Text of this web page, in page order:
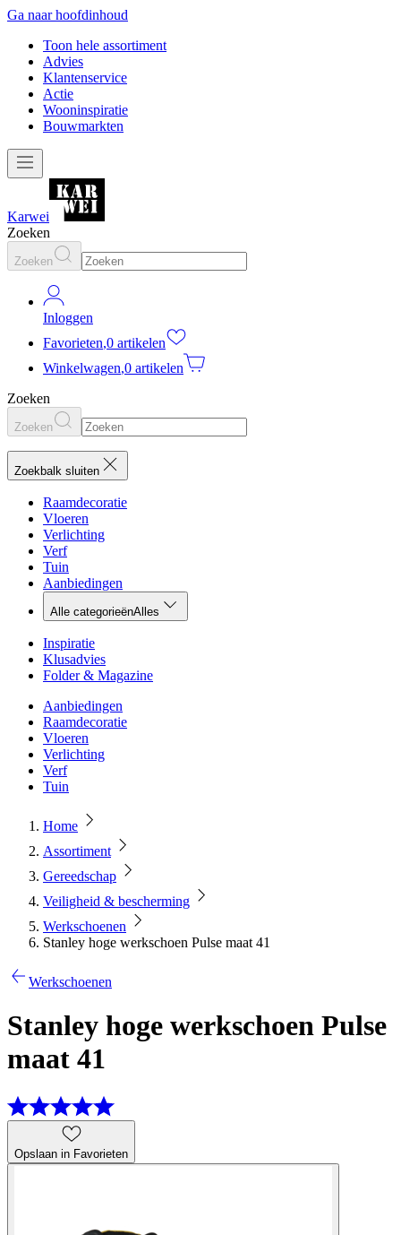
Ga naar hoofdinhoud
Toon hele assortiment
Advies
Klantenservice
Actie
Wooninspiratie
Bouwmarkten
Karwei
Zoeken
Zoeken
Inloggen
Favorieten,0 artikelen
Winkelwagen,0 artikelen
Zoeken
Zoeken
Zoekbalk sluiten
Raamdecoratie
Vloeren
Verlichting
Verf
Tuin
Aanbiedingen
Alle categorieënAlles
Inspiratie
Klusadvies
Folder & Magazine
Aanbiedingen
Raamdecoratie
Vloeren
Verlichting
Verf
Tuin
Home
Assortiment
Gereedschap
Veiligheid & bescherming
Werkschoenen
Stanley hoge werkschoen Pulse maat 41
Werkschoenen
Stanley hoge werkschoen Pulse
maat 41
Opslaan in Favorieten